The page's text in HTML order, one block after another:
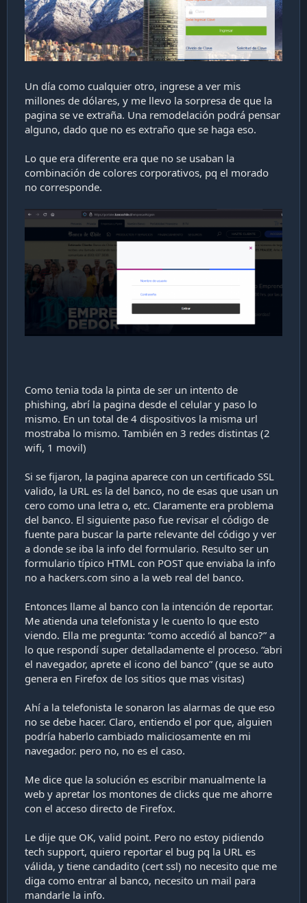
Un día como cualquier otro, ingrese a ver mis
millones de dólares, y me llevo la sorpresa de que la
pagina se ve extraña. Una remodelación podrá pensar
alguno, dado que no es extraño que se haga eso.
Lo que era diferente era que no se usaban la
combinación de colores corporativos, pq el morado
no corresponde.
Como tenia toda la pinta de ser un intento de
phishing, abrí la pagina desde el celular y paso lo
mismo. En un total de 4 dispositivos la misma url
mostraba lo mismo. También en 3 redes distintas (2
wifi, 1 movil)
Si se fijaron, la pagina aparece con un certificado SSL
valido, la URL es la del banco, no de esas que usan un
cero como una letra o, etc. Claramente era problema
del banco. El siguiente paso fue revisar el código de
fuente para buscar la parte relevante del código y ver
a donde se iba la info del formulario. Resulto ser un
formulario típico HTML con POST que enviaba la info
no a hackers.com sino a la web real del banco.
Entonces llame al banco con la intención de reportar.
Me atienda una telefonista y le cuento lo que esto
viendo. Ella me pregunta: “como accedió al banco?” a
lo que respondí super detalladamente el proceso. “abri
el navegador, aprete el icono del banco” (que se auto
genera en Firefox de los sitios que mas visitas)
Ahí a la telefonista le sonaron las alarmas de que eso
no se debe hacer. Claro, entiendo el por que, alguien
podría haberlo cambiado maliciosamente en mi
navegador. pero no, no es el caso.
Me dice que la solución es escribir manualmente la
web y apretar los montones de clicks que me ahorre
con el acceso directo de Firefox.
Le dije que OK, valid point. Pero no estoy pidiendo
tech support, quiero reportar el bug pq la URL es
válida, y tiene candadito (cert ssl) no necesito que me
diga como entrar al banco, necesito un mail para
mandarle la info.